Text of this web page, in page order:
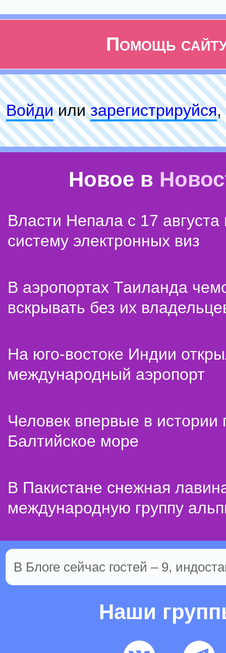
Помощь
Войдиилизарeгиcтpируйся,
Новое в
Власти Непала с 17 августа
систему электронных виз
В аэропортах Таиланда
вскрывать без их
На юго-востоке Индии
международный аэропорт
Человек впервые в истории
Балтийское море
В Пакистане снежная
международную группу
В Блоге сейчас гостей – 9,
Наши